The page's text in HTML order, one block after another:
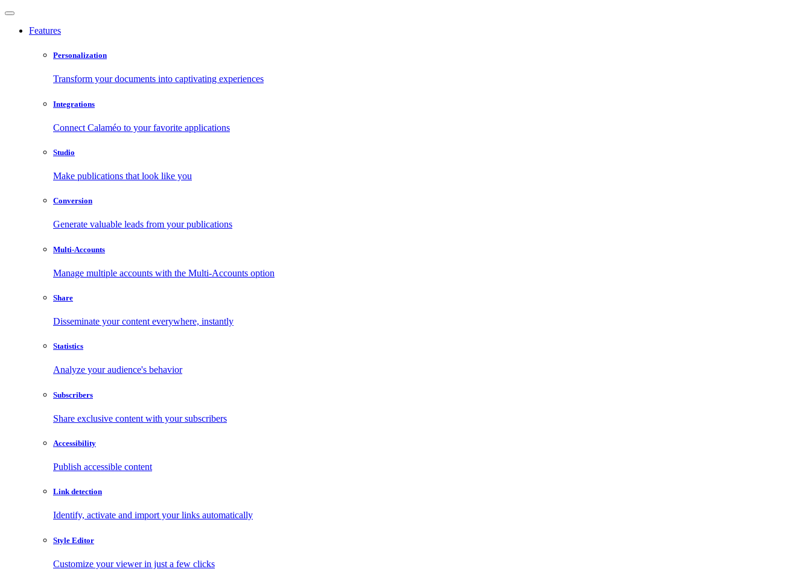
Features
Personalization
Transform your documents into captivating experiences
Integrations
Connect Calaméo to your favorite applications
Studio
Make publications that look like you
Conversion
Generate valuable leads from your publications
Multi-Accounts
Manage multiple accounts with the Multi-Accounts option
Share
Disseminate your content everywhere, instantly
Statistics
Analyze your audience's behavior
Subscribers
Share exclusive content with your subscribers
Accessibility
Publish accessible content
Link detection
Identify, activate and import your links automatically
Style Editor
Customize your viewer in just a few clicks